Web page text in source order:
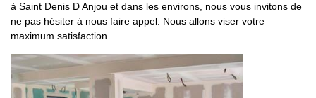
à Saint Denis D Anjou et dans les environs, nous vous invitons de
ne pas hésiter à nous faire appel. Nous allons viser votre
maximum satisfaction.